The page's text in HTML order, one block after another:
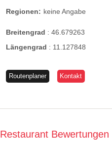
Regionen: keine Angabe
Breitengrad : 46.679263
Längengrad : 11.127848
Routenplaner Kontakt
Restaurant Bewertungen